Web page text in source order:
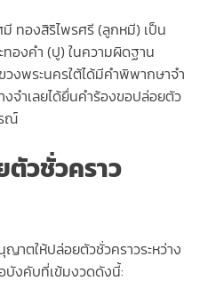
ทองสิริไพรศรี (ลูกหมี) เป็น
องคำ (ปู) ในความผิดฐาน
วงพระนครใต้ได้มีคำพิพากษาจำ
งจำเลยได้ยื่นคำร้องขอปล่อยตัว
ณ์
ตัวชั่วคราว
าตให้ปล่อยตัวชั่วคราวระหว่าง
บังคับที่เข้มงวดดังนี้: